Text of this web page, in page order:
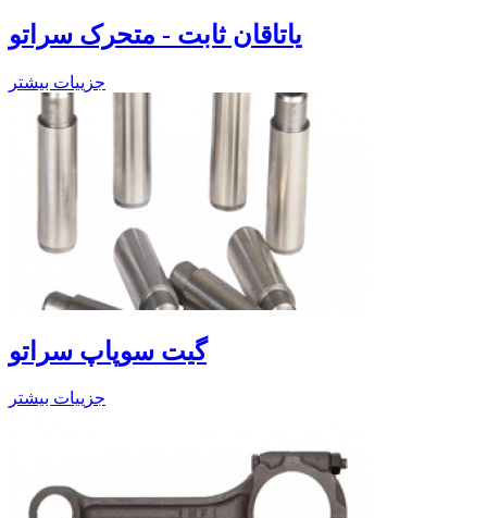
یاتاقان ثابت - متحرک سراتو
جزییات بیشتر
گیت سوپاپ سراتو
جزییات بیشتر